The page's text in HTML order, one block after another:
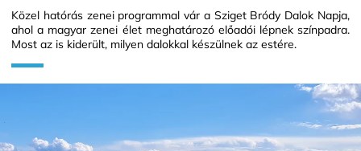
Közel hatórás zenei programmal vár a Sziget Bródy Dalok Napja,
ahol a magyar zenei élet meghatározó előadói lépnek színpadra.
Most az is kiderült, milyen dalokkal készülnek az estére.